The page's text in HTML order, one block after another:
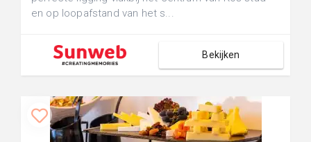
en op loopafstand van het s...
Bekijken